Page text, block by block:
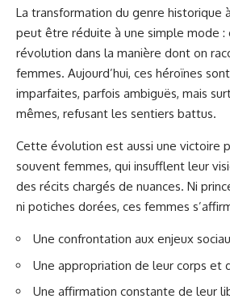
La transformation du genre historique
peut être réduite à une simple mode :
révolution dans la manière dont on
femmes. Aujourd’hui, ces héroïnes
imparfaites, parfois ambiguës, mais
mêmes, refusant les sentiers battus.
Cette évolution est aussi une victoire
souvent femmes, qui insufflent leur
des récits chargés de nuances. Ni
ni potiches dorées, ces femmes
Une confrontation aux enjeux
Une appropriation de leur corps et
Une affirmation constante de leur